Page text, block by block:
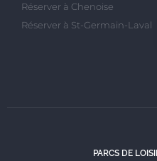
Réserver à Chenoise
Réserver à St-Germain-Laval
PARCS DE